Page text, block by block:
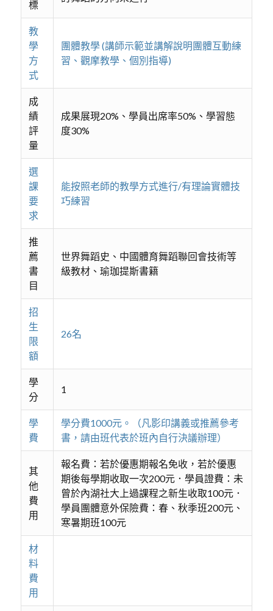
標
教
學
方
式
團體教學 (講師示範並講解說明團體互動練
習、觀摩教學、個別指導)
成
績
評
量
成果展現20%、學員出席率50%、學習態
度30%
選
課
要
求
能按照老師的教學方式進行/有理論實體技
巧練習
推
薦
書
目
世界舞蹈史、中國體育舞蹈聯回會技術等
級教材、瑜珈提斯書籍
招
生
限
額
26名
學
分
1
學
費
學分費1000元。（凡影印講義或推薦參考
書，請由班代表於班內自行決議辦理）
其
他
費
用
報名費：若於優惠期報名免收，若於優惠
期後每學期收取一次200元．學員證費：未
曾於內湖社大上過課程之新生收取100元．
學員團體意外保險費：春、秋季班200元、
寒暑期班100元
材
料
費
用